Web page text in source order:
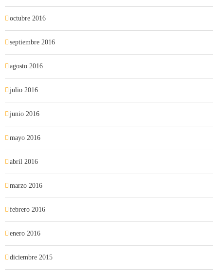
octubre 2016
septiembre 2016
agosto 2016
julio 2016
junio 2016
mayo 2016
abril 2016
marzo 2016
febrero 2016
enero 2016
diciembre 2015